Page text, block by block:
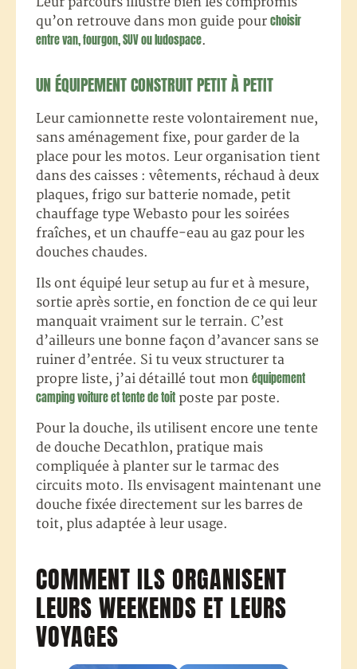
qu’on retrouve dans mon guide pour choisir
entre van, fourgon, SUV ou ludospace.
UN ÉQUIPEMENT CONSTRUIT PETIT À PETIT
Leur camionnette reste volontairement nue,
sans aménagement fixe, pour garder de la
place pour les motos. Leur organisation tient
dans des caisses : vêtements, réchaud à deux
plaques, frigo sur batterie nomade, petit
chauffage type Webasto pour les soirées
fraîches, et un chauffe-eau au gaz pour les
douches chaudes.
Ils ont équipé leur setup au fur et à mesure,
sortie après sortie, en fonction de ce qui leur
manquait vraiment sur le terrain. C’est
d’ailleurs une bonne façon d’avancer sans se
ruiner d’entrée. Si tu veux structurer ta
propre liste, j’ai détaillé tout mon équipement
camping voiture et tente de toit poste par poste.
Pour la douche, ils utilisent encore une tente
de douche Decathlon, pratique mais
compliquée à planter sur le tarmac des
circuits moto. Ils envisagent maintenant une
douche fixée directement sur les barres de
toit, plus adaptée à leur usage.
COMMENT ILS ORGANISENT
LEURS WEEKENDS ET LEURS
VOYAGES